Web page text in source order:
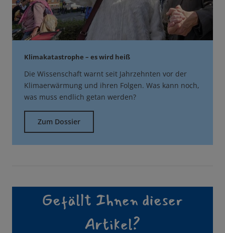
Klimakatastrophe – es wird heiß
Die Wissenschaft warnt seit Jahrzehnten vor der
Klimaerwärmung und ihren Folgen. Was kann noch,
was muss endlich getan werden?
Zum Dossier
Gefällt Ihnen dieser
Artikel?